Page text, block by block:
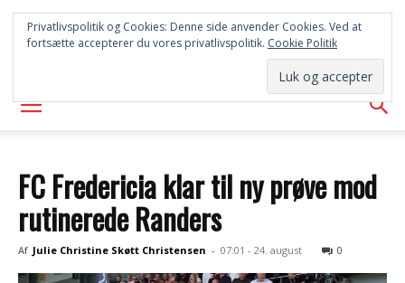
SYD
AVISEN
FC Fredericia klar til ny prøve mod
rutinerede Randers
Af Julie Christine Skøtt Christensen - 07:01 - 24. august 0
Privatlivspolitik og Cookies: Denne side anvender Cookies. Ved at
fortsætte accepterer du vores privatlivspolitik. Cookie Politik